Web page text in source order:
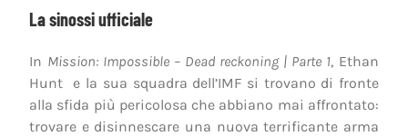
La sinossi ufficiale
In Mission: Impossible – Dead reckoning | Parte 1, Ethan
Hunt e la sua squadra dell’IMF si trovano di fronte
alla sfida più pericolosa che abbiano mai affrontato:
trovare e disinnescare una nuova terrificante arma